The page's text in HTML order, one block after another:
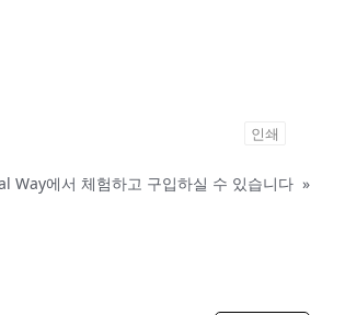
인쇄
Way에서 체험하고 구입하실 수 있습니다 »